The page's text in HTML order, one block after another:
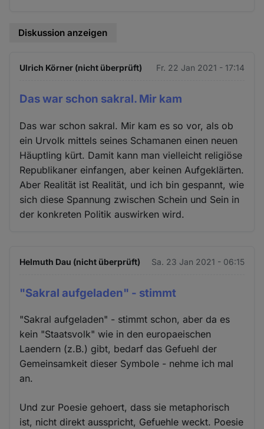
Diskussion anzeigen
Ulrich Körner (nicht überprüft) Fr. 22 Jan 2021 - 17:14
Das war schon sakral. Mir kam
Das war schon sakral. Mir kam es so vor, als ob
ein Urvolk mittels seines Schamanen einen neuen
Häuptling kürt. Damit kann man vielleicht religiöse
Republikaner einfangen, aber keinen Aufgeklärten.
Aber Realität ist Realität, und ich bin gespannt, wie
sich diese Spannung zwischen Schein und Sein in
der konkreten Politik auswirken wird.
Helmuth Dau (nicht überprüft) Sa. 23 Jan 2021 - 06:15
"Sakral aufgeladen" - stimmt
"Sakral aufgeladen" - stimmt schon, aber da es
kein "Staatsvolk" wie in den europaeischen
Laendern (z.B.) gibt, bedarf das Gefuehl der
Gemeinsamkeit dieser Symbole - nehme ich mal
an.
Und zur Poesie gehoert, dass sie metaphorisch
ist, nicht direkt ausspricht, Gefuehle weckt. Poesie